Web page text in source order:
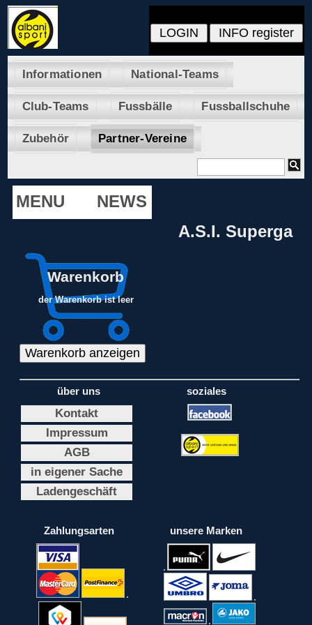
Informationen National-Teams
Club-Teams Fussbälle Fussballschuhe
Zubehör Partner-Vereine
MENU
NEWS
A.S.I. Superga
Warenkorb
der Warenkorb ist leer
über uns
Kontakt
Impressum
AGB
in eigener Sache
Ladengeschäft
soziales
Zahlungsarten unsere Marken